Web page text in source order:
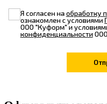
Я согласен наобработку
ознакомлен с условиями
ООО "Куформ" и
конфиденциальности